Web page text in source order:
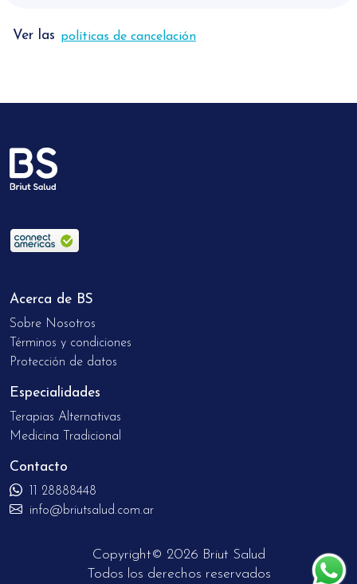
Ver las políticas de cancelación
Acerca de BS
Sobre Nosotros
Términos y condiciones
Protección de datos
Especialidades
Terapias Alternativas
Medicina Tradicional
Contacto
11 28888448
info@briutsalud.com.ar
Copyright© 2026 Briut Salud
Todos los derechos reservados